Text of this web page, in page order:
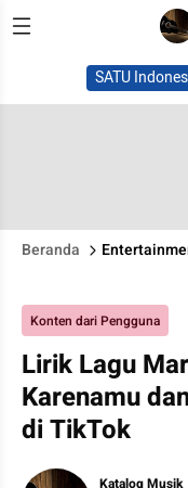
SATU
Beranda
Konten dari Pengguna
Lirik Lagu
Karenamu
di TikTok
Katalog Musik